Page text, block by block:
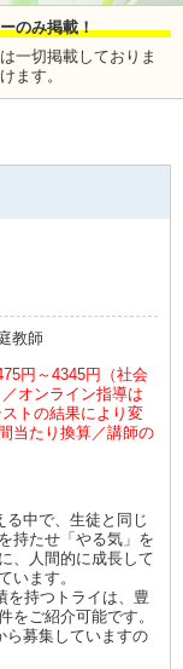
のみ掲載！
一切掲載しておりま
ます。
教師
円～4345円（社会
オンライン指導は
トの結果により変
当たり換算／講師の
中で、生徒と同じ
持たせ「やる気」を
、人間的に成長して
います。
持つトライは、豊
をご紹介可能です。
募集していますの